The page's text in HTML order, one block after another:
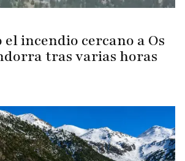
incendio cercano a Os
tras varias horas